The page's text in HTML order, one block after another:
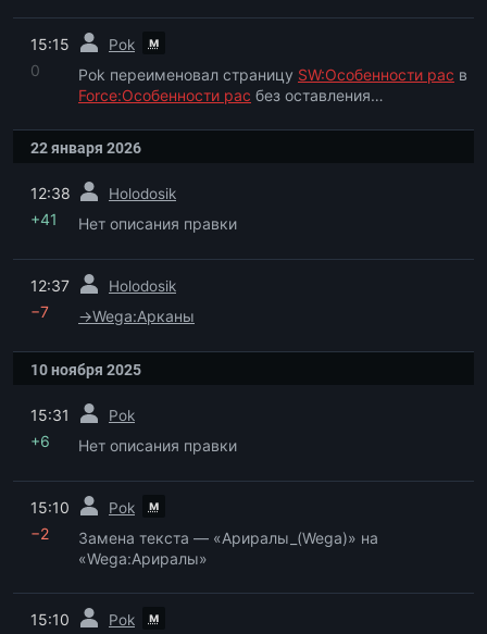
15:15 Pok м
0 Pok переименовал страницу SW:Особенности рас в
Force:Особенности рас без оставления
22 января 2026
12:38 Holodosik
+41 Нет описания правки
12:37 Holodosik
−7 →Wega:Арканы
10 ноября 2025
15:31 Pok
+6 Нет описания правки
15:10 Pok м
−2
Замена текста — «Ариралы_(Wega)» на
«Wega:Ариралы»
15:10 Pok м